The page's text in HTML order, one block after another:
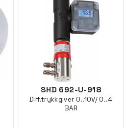
SHD 692-U-918
Diff.trykkgiver 0..10V/ 0..4
BAR